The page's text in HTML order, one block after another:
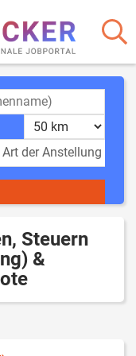
Art der Anstellung
Steuern
&